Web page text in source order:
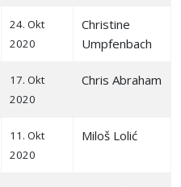
24. Okt
2020
Christine
Umpfenbach
17. Okt
2020
Chris Abraham
11. Okt
2020
Miloš Lolić